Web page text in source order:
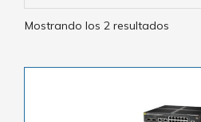
Mostrando los 2 resultados